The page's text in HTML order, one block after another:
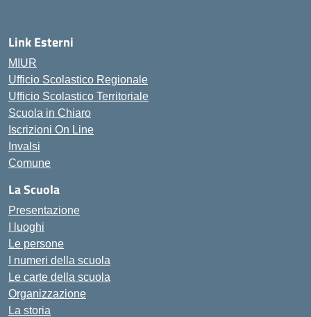
Link Esterni
MIUR
Ufficio Scolastico Regionale
Ufficio Scolastico Territoriale
Scuola in Chiaro
Iscrizioni On Line
Invalsi
Comune
La Scuola
Presentazione
I luoghi
Le persone
I numeri della scuola
Le carte della scuola
Organizzazione
La storia